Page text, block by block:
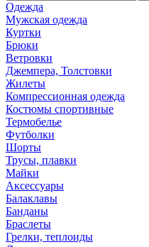
Одежда
Мужская одежда
Куртки
Брюки
Ветровки
Джемпера, Толстовки
Жилеты
Компрессионная одежда
Костюмы спортивные
Термобелье
Футболки
Шорты
Трусы, плавки
Майки
Аксессуары
Балаклавы
Банданы
Браслеты
Грелки, теплоиды